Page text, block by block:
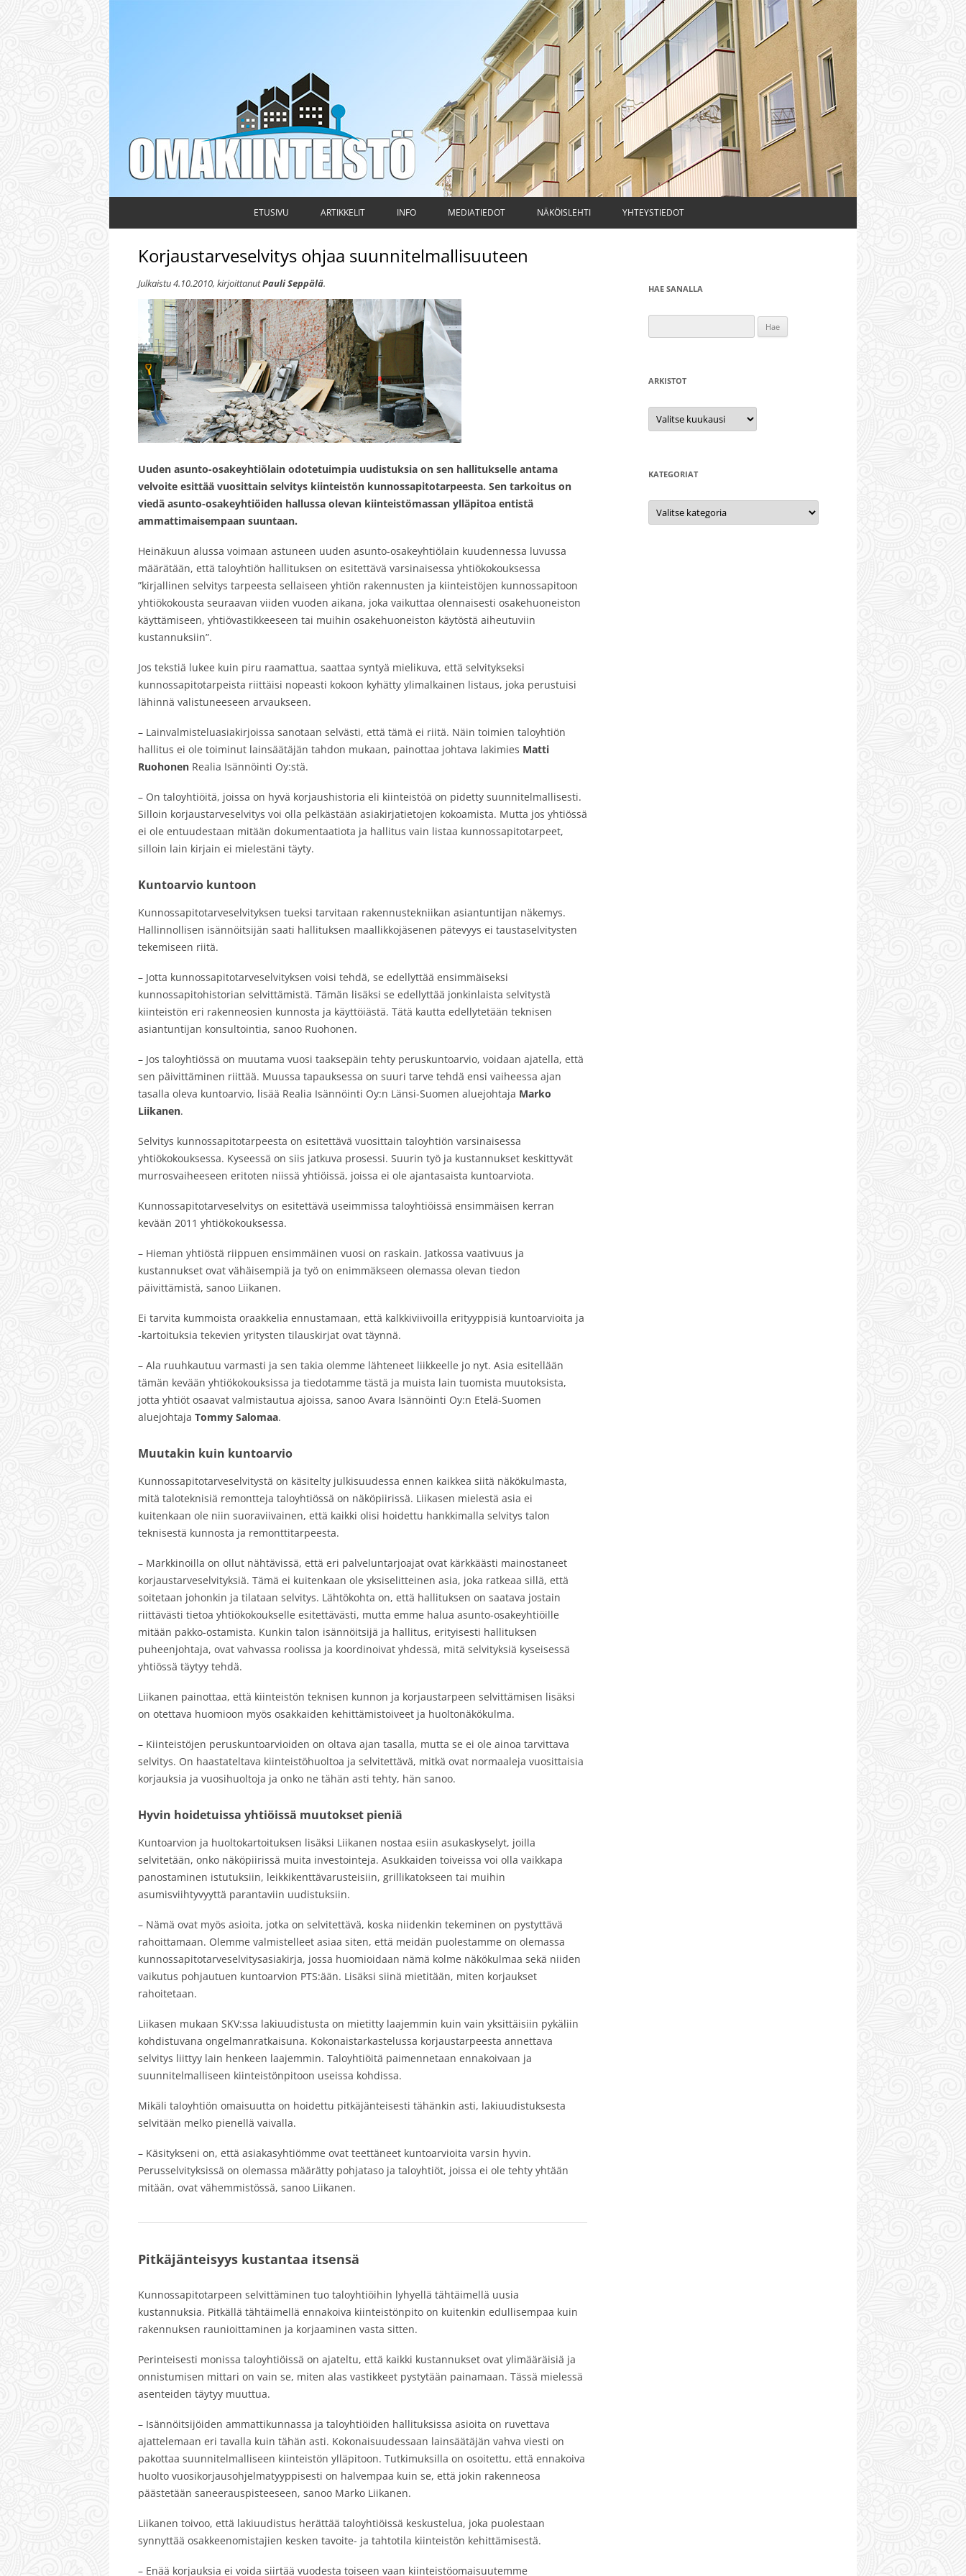
Siirry
sisältöön
ETUSIVU ARTIKKELIT INFO MEDIATIEDOT NÄKÖISLEHTI YHTEYSTIEDOT
Korjaustarveselvitys ohjaa suunnitelmallisuuteen
Julkaistu4.10.2010, kirjoittanutPauli Seppälä.
Uuden asunto-osakeyhtiölain odotetuimpia uudistuksia on sen hallitukselle antama
velvoite esittää vuosittain selvitys kiinteistön kunnossapitotarpeesta. Sen tarkoitus on
viedä asunto-osakeyhtiöiden hallussa olevan kiinteistömassan ylläpitoa entistä
ammattimaisempaan suuntaan.
Heinäkuun alussa voimaan astuneen uuden asunto-osakeyhtiölain kuudennessa luvussa
määrätään, että taloyhtiön hallituksen on esitettävä varsinaisessa yhtiökokouksessa
”kirjallinen selvitys tarpeesta sellaiseen yhtiön rakennusten ja kiinteistöjen kunnossapitoon
yhtiökokousta seuraavan viiden vuoden aikana, joka vaikuttaa olennaisesti osakehuoneiston
käyttämiseen, yhtiövastikkeeseen tai muihin osakehuoneiston käytöstä aiheutuviin
kustannuksiin”.
Jos tekstiä lukee kuin piru raamattua, saattaa syntyä mielikuva, että selvitykseksi
kunnossapitotarpeista riittäisi nopeasti kokoon kyhätty ylimalkainen listaus, joka perustuisi
lähinnä valistuneeseen arvaukseen.
– Lainvalmisteluasiakirjoissa sanotaan selvästi, että tämä ei riitä. Näin toimien taloyhtiön
hallitus ei ole toiminut lainsäätäjän tahdon mukaan, painottaa johtava lakimies Matti
Ruohonen Realia Isännöinti Oy:stä.
– On taloyhtiöitä, joissa on hyvä korjaushistoria eli kiinteistöä on pidetty suunnitelmallisesti.
Silloin korjaustarveselvitys voi olla pelkästään asiakirjatietojen kokoamista. Mutta jos yhtiössä
ei ole entuudestaan mitään dokumentaatiota ja hallitus vain listaa kunnossapitotarpeet,
silloin lain kirjain ei mielestäni täyty.
Kuntoarvio kuntoon
Kunnossapitotarveselvityksen tueksi tarvitaan rakennustekniikan asiantuntijan näkemys.
Hallinnollisen isännöitsijän saati hallituksen maallikkojäsenen pätevyys ei taustaselvitysten
tekemiseen riitä.
– Jotta kunnossapitotarveselvityksen voisi tehdä, se edellyttää ensimmäiseksi
kunnossapitohistorian selvittämistä. Tämän lisäksi se edellyttää jonkinlaista selvitystä
kiinteistön eri rakenneosien kunnosta ja käyttöiästä. Tätä kautta edellytetään teknisen
asiantuntijan konsultointia, sanoo Ruohonen.
– Jos taloyhtiössä on muutama vuosi taaksepäin tehty peruskuntoarvio, voidaan ajatella, että
sen päivittäminen riittää. Muussa tapauksessa on suuri tarve tehdä ensi vaiheessa ajan
tasalla oleva kuntoarvio, lisää Realia Isännöinti Oy:n Länsi-Suomen aluejohtaja Marko
Liikanen.
Selvitys kunnossapitotarpeesta on esitettävä vuosittain taloyhtiön varsinaisessa
yhtiökokouksessa. Kyseessä on siis jatkuva prosessi. Suurin työ ja kustannukset keskittyvät
murrosvaiheeseen eritoten niissä yhtiöissä, joissa ei ole ajantasaista kuntoarviota.
Kunnossapitotarveselvitys on esitettävä useimmissa taloyhtiöissä ensimmäisen kerran
kevään 2011 yhtiökokouksessa.
– Hieman yhtiöstä riippuen ensimmäinen vuosi on raskain. Jatkossa vaativuus ja
kustannukset ovat vähäisempiä ja työ on enimmäkseen olemassa olevan tiedon
päivittämistä, sanoo Liikanen.
Ei tarvita kummoista oraakkelia ennustamaan, että kalkkiviivoilla erityyppisiä kuntoarvioita ja
-kartoituksia tekevien yritysten tilauskirjat ovat täynnä.
– Ala ruuhkautuu varmasti ja sen takia olemme lähteneet liikkeelle jo nyt. Asia esitellään
tämän kevään yhtiökokouksissa ja tiedotamme tästä ja muista lain tuomista muutoksista,
jotta yhtiöt osaavat valmistautua ajoissa, sanoo Avara Isännöinti Oy:n Etelä-Suomen
aluejohtaja Tommy Salomaa.
Muutakin kuin kuntoarvio
Kunnossapitotarveselvitystä on käsitelty julkisuudessa ennen kaikkea siitä näkökulmasta,
mitä taloteknisiä remontteja taloyhtiössä on näköpiirissä. Liikasen mielestä asia ei
kuitenkaan ole niin suoraviivainen, että kaikki olisi hoidettu hankkimalla selvitys talon
teknisestä kunnosta ja remonttitarpeesta.
– Markkinoilla on ollut nähtävissä, että eri palveluntarjoajat ovat kärkkäästi mainostaneet
korjaustarveselvityksiä. Tämä ei kuitenkaan ole yksiselitteinen asia, joka ratkeaa sillä, että
soitetaan johonkin ja tilataan selvitys. Lähtökohta on, että hallituksen on saatava jostain
riittävästi tietoa yhtiökokoukselle esitettävästi, mutta emme halua asunto-osakeyhtiöille
mitään pakko-ostamista. Kunkin talon isännöitsijä ja hallitus, erityisesti hallituksen
puheenjohtaja, ovat vahvassa roolissa ja koordinoivat yhdessä, mitä selvityksiä kyseisessä
yhtiössä täytyy tehdä.
Liikanen painottaa, että kiinteistön teknisen kunnon ja korjaustarpeen selvittämisen lisäksi
on otettava huomioon myös osakkaiden kehittämistoiveet ja huoltonäkökulma.
– Kiinteistöjen peruskuntoarvioiden on oltava ajan tasalla, mutta se ei ole ainoa tarvittava
selvitys. On haastateltava kiinteistöhuoltoa ja selvitettävä, mitkä ovat normaaleja vuosittaisia
korjauksia ja vuosihuoltoja ja onko ne tähän asti tehty, hän sanoo.
Hyvin hoidetuissa yhtiöissä muutokset pieniä
Kuntoarvion ja huoltokartoituksen lisäksi Liikanen nostaa esiin asukaskyselyt, joilla
selvitetään, onko näköpiirissä muita investointeja. Asukkaiden toiveissa voi olla vaikkapa
panostaminen istutuksiin, leikkikenttävarusteisiin, grillikatokseen tai muihin
asumisviihtyvyyttä parantaviin uudistuksiin.
– Nämä ovat myös asioita, jotka on selvitettävä, koska niidenkin tekeminen on pystyttävä
rahoittamaan. Olemme valmistelleet asiaa siten, että meidän puolestamme on olemassa
kunnossapitotarveselvitysasiakirja, jossa huomioidaan nämä kolme näkökulmaa sekä niiden
vaikutus pohjautuen kuntoarvion PTS:ään. Lisäksi siinä mietitään, miten korjaukset
rahoitetaan.
Liikasen mukaan SKV:ssa lakiuudistusta on mietitty laajemmin kuin vain yksittäisiin pykäliin
kohdistuvana ongelmanratkaisuna. Kokonaistarkastelussa korjaustarpeesta annettava
selvitys liittyy lain henkeen laajemmin. Taloyhtiöitä paimennetaan ennakoivaan ja
suunnitelmalliseen kiinteistönpitoon useissa kohdissa.
Mikäli taloyhtiön omaisuutta on hoidettu pitkäjänteisesti tähänkin asti, lakiuudistuksesta
selvitään melko pienellä vaivalla.
– Käsitykseni on, että asiakasyhtiömme ovat teettäneet kuntoarvioita varsin hyvin.
Perusselvityksissä on olemassa määrätty pohjataso ja taloyhtiöt, joissa ei ole tehty yhtään
mitään, ovat vähemmistössä, sanoo Liikanen.
Pitkäjänteisyys kustantaa itsensä
Kunnossapitotarpeen selvittäminen tuo taloyhtiöihin lyhyellä tähtäimellä uusia
kustannuksia. Pitkällä tähtäimellä ennakoiva kiinteistönpito on kuitenkin edullisempaa kuin
rakennuksen raunioittaminen ja korjaaminen vasta sitten.
Perinteisesti monissa taloyhtiöissä on ajateltu, että kaikki kustannukset ovat ylimääräisiä ja
onnistumisen mittari on vain se, miten alas vastikkeet pystytään painamaan. Tässä mielessä
asenteiden täytyy muuttua.
– Isännöitsijöiden ammattikunnassa ja taloyhtiöiden hallituksissa asioita on ruvettava
ajattelemaan eri tavalla kuin tähän asti. Kokonaisuudessaan lainsäätäjän vahva viesti on
pakottaa suunnitelmalliseen kiinteistön ylläpitoon. Tutkimuksilla on osoitettu, että ennakoiva
huolto vuosikorjausohjelmatyyppisesti on halvempaa kuin se, että jokin rakenneosa
päästetään saneerauspisteeseen, sanoo Marko Liikanen.
Liikanen toivoo, että lakiuudistus herättää taloyhtiöissä keskustelua, joka puolestaan
synnyttää osakkeenomistajien kesken tavoite- ja tahtotila kiinteistön kehittämisestä.
– Enää korjauksia ei voida siirtää vuodesta toiseen vaan kiinteistöomaisuutemme
HAE SANALLA
ARKISTOT
Arkistot
KATEGORIAT
Kategoriat